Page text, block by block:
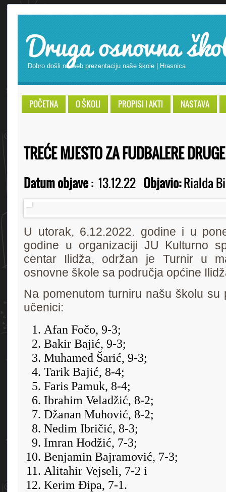
Druga osnovna
Dobro došli na web prezentaciju naše škole | Hrasnica
POČETNA O ŠKOLI PROPISI I AKTI NASTAVA
TREĆE MJESTO ZA FUDBALERE
Datum objave: 13.12.22 Objavio:Rialda
U utorak, 6.12.2022. godine i u
godine u organizaciji JU Kulturno
centar Ilidža, održan je Turnir u
osnovne škole sa područja općine
Na pomenutom turniru našu školu su
učenici:
Afan Fočo, 9-3;
Bakir Bajić, 9-3;
Muhamed Šarić, 9-3;
Tarik Bajić, 8-4;
Faris Pamuk, 8-4;
Ibrahim Veladžić, 8-2;
Džanan Muhović, 8-2;
Nedim Ibričić, 8-3;
Imran Hodžić, 7-3;
Benjamin Bajramović, 7-3;
Alitahir Vejseli, 7-2 i
Kerim Đipa, 7-1.